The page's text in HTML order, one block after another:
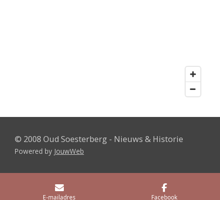
© 2008 Oud Soesterberg - Nieuws & Historie
Powered by JouwWeb
E-mailadres Facebook